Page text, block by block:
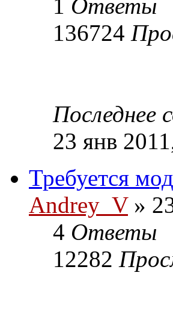
1 Ответы
136724
Последнее
23 янв
Требуется
Andrey_V»
4 Ответы
12282